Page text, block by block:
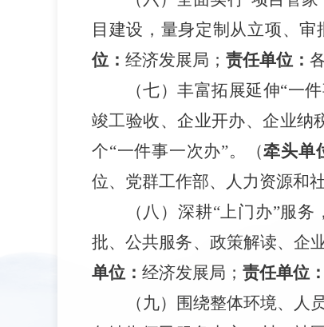
目建设，量身定制从立项、审
位： 经济发展局； 责任单位：
（七）丰富拓展延伸“一
竣工验收、企业开办、企业纳
个“一件事一次办”。 （牵头单
位、 党群工作部、
人力资源和
（八）深耕“上门办”服务
批、公共服务、政策解读、企
单位： 经济发展局； 责任单位：
（九）围绕整体环境、